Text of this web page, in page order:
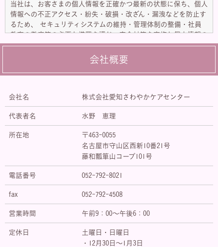
当社は、お客さまの個人情報を正確かつ最新の状態に保ち、個人
情報への不正アクセス・紛失・破損・改ざん・漏洩などを防止す
るため、 セキュリティシステムの維持・管理体制の整備・社員
教育の徹底等の必要な措置を講じ、安全対策を実施し個人情報の
厳重な管理を行ないます。
お客さまからお預かりした個人情報は、当社からのご連絡や業務
付に利用いたします。
当社は、お客さまよりお預かりした個人情報を適切に管理し、次
しません。
・お客さまの同意がある場合・お客さまが希望されるサービスを
行なうために当社が業務を委託する業者に対して開示する場合・
法令に基づき開示することが必要である場合個人情報の安全対策
ィに万全の対策を講じています。
ご本人の照会
お客さまがご本人の個人情報の照会・修正・削除などをご希望さ
れる場合には、ご本人であることを確認の上、対応させていただ
会社概要
会社名 株式会社愛知さわやかケアセンター
代表者名 水野 恵理
所在地
〒463-0055
名古屋市守山区西新10番21号
藤和瓢箪山コープ101号
電話番号 052-792-8021
fax 052-792-4508
営業時間 午前9：00～午後6：00
定休日
土曜日・日曜日
・12月30日～1月3日